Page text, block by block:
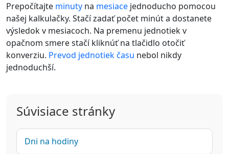
Prepočítajte minuty na mesiace jednoducho pomocou
našej kalkulačky. Stačí zadať počet minút a dostanete
výsledok v mesiacoch. Na premenu jednotiek v
opačnom smere stačí kliknúť na tlačidlo otočiť
konverziu. Prevod jednotiek času nebol nikdy
jednoduchší.
Súvisiace stránky
Dni na hodiny